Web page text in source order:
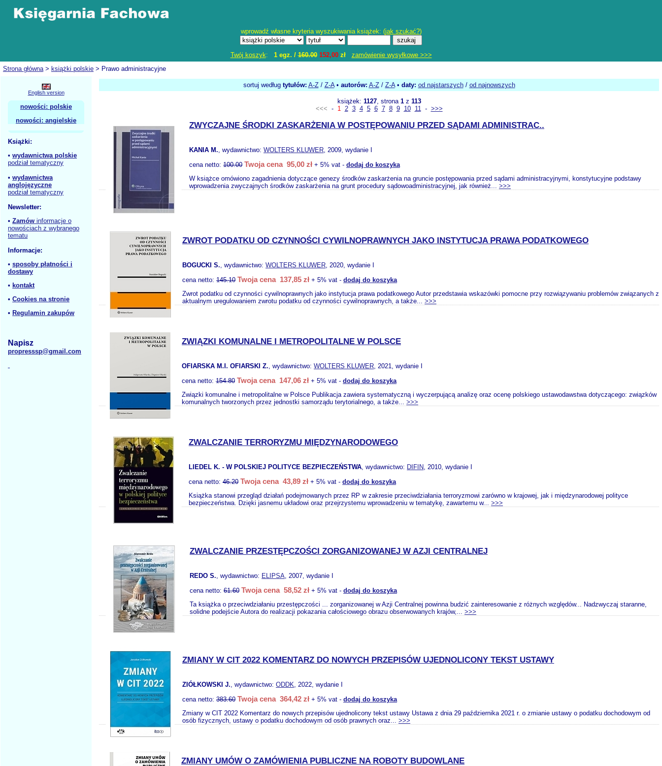
wprowadź własne kryteria wyszukiwania książek: (jak szukać?)
Twój koszyk: 1 egz. /160.00 152,00zł
zamówienie wysyłkowe >>>
Strona główna> książki polskie > Prawo administracyjne
English version
nowości: polskie
nowości: angielskie
Książki:
• wydawnictwa polskie
podział tematyczny
• wydawnictwa
anglojęzyczne
podział tematyczny
Newsletter:
• Zamów informacje o
nowościach z wybranego
tematu
Informacje:
• sposoby płatności i
dostawy
• kontakt
• Cookies na stronie
• Regulamin zakupów
Napisz
propresssp@gmail.com
sortuj według tytułów: A-Z/ Z-A• autorów: A-Z/ Z-A• daty: od najstarszych/ od najnowszych
książek: 1127, strona 1z 113
<<< - 1 2 3 4 5 6 7 8 9 10 11- >>>
ZWYCZAJNE ŚRODKI ZASKARŻENIA W POSTĘPOWANIU PRZED SĄDAMI ADMINISTRAC..
KANIA M., wydawnictwo: WOLTERS KLUWER, 2009, wydanie I
cena netto: 100.00 Twoja cena 95,00 zł + 5% vat - dodaj do koszyka
W książce omówiono zagadnienia dotyczące genezy środków zaskarżenia na gruncie postępowania przed sądami administracyjnymi, konstytucyjne podstawy
wprowadzenia zwyczajnych środków zaskarżenia na grunt procedury sądowoadministracyjnej, jak również... >>>
ZWROT PODATKU OD CZYNNOŚCI CYWILNOPRAWNYCH JAKO INSTYTUCJA PRAWA PODATKOWEGO
BOGUCKI S., wydawnictwo: WOLTERS KLUWER, 2020, wydanie I
cena netto: 145.10 Twoja cena 137,85 zł + 5% vat - dodaj do koszyka
Zwrot podatku od czynności cywilnoprawnych jako instytucja prawa podatkowego Autor przedstawia wskazówki pomocne przy rozwiązywaniu problemów związanych z
aktualnym uregulowaniem zwrotu podatku od czynności cywilnoprawnych, a także... >>>
ZWIĄZKI KOMUNALNE I METROPOLITALNE W POLSCE
OFIARSKA M.I. OFIARSKI Z., wydawnictwo: WOLTERS KLUWER, 2021, wydanie I
cena netto: 154.80 Twoja cena 147,06 zł + 5% vat - dodaj do koszyka
Związki komunalne i metropolitalne w Polsce Publikacja zawiera systematyczną i wyczerpującą analizę oraz ocenę polskiego ustawodawstwa dotyczącego: związków
komunalnych tworzonych przez jednostki samorządu terytorialnego, a także... >>>
ZWALCZANIE TERRORYZMU MIĘDZYNARODOWEGO
LIEDEL K. - W POLSKIEJ POLITYCE BEZPIECZEŃSTWA, wydawnictwo: DIFIN, 2010, wydanie I
cena netto: 46.20 Twoja cena 43,89 zł + 5% vat - dodaj do koszyka
Książka stanowi przegląd działań podejmowanych przez RP w zakresie przeciwdziałania terroryzmowi zarówno w krajowej, jak i międzynarodowej polityce
bezpieczeństwa. Dzięki jasnemu układowi oraz przejrzystemu wprowadzeniu w tematykę, zawartemu w... >>>
ZWALCZANIE PRZESTĘPCZOŚCI ZORGANIZOWANEJ W AZJI CENTRALNEJ
REDO S., wydawnictwo: ELIPSA, 2007, wydanie I
cena netto: 61.60 Twoja cena 58,52 zł + 5% vat - dodaj do koszyka
Ta książka o przeciwdziałaniu przestępczości ... zorganizowanej w Azji Centralnej powinna budzić zainteresowanie z różnych względów... Nadzwyczaj staranne,
solidne podejście Autora do realizacji pokazania całościowego obrazu obserwowanych krajów,... >>>
ZMIANY W CIT 2022 KOMENTARZ DO NOWYCH PRZEPISÓW UJEDNOLICONY TEKST USTAWY
ZIÓŁKOWSKI J., wydawnictwo: ODDK, 2022, wydanie I
cena netto: 383.60 Twoja cena 364,42 zł + 5% vat - dodaj do koszyka
Zmiany w CIT 2022 Komentarz do nowych przepisów ujednolicony tekst ustawy Ustawa z dnia 29 października 2021 r. o zmianie ustawy o podatku dochodowym od
osób fizycznych, ustawy o podatku dochodowym od osób prawnych oraz... >>>
ZMIANY UMÓW O ZAMÓWIENIA PUBLICZNE NA ROBOTY BUDOWLANE